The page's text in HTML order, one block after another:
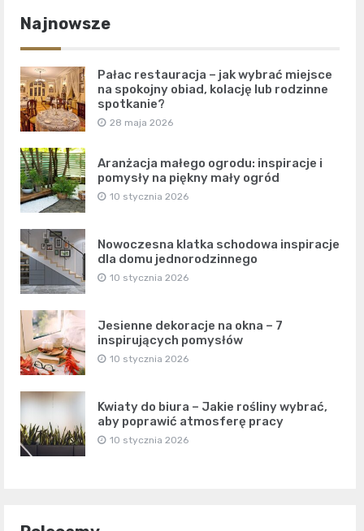
Najnowsze
Pałac restauracja – jak wybrać miejsce
na spokojny obiad, kolację lub rodzinne
spotkanie?
28 maja 2026
Aranżacja małego ogrodu: inspiracje i
pomysły na piękny mały ogród
10 stycznia 2026
Nowoczesna klatka schodowa inspiracje
dla domu jednorodzinnego
10 stycznia 2026
Jesienne dekoracje na okna – 7
inspirujących pomysłów
10 stycznia 2026
Kwiaty do biura – Jakie rośliny wybrać,
aby poprawić atmosferę pracy
10 stycznia 2026